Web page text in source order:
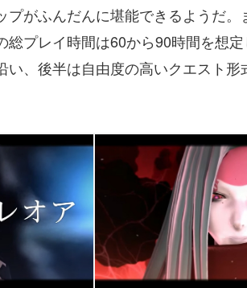
がふんだんに堪能できるようだ。
総プレイ時間は60から90時間を想定
い、後半は自由度の高いクエスト形